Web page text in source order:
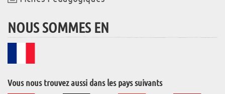
NOUS SOMMES EN
Vous nous trouvez aussi dans les pays suivants